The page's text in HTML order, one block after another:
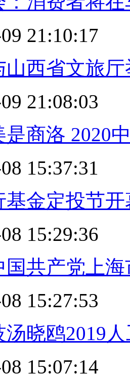
21:10:17
山西省文旅
21:08:03
是商洛 2020
15:37:31
基金定投节开
15:29:36
国共产党上
15:27:53
汤晓鸥2019
15:07:14